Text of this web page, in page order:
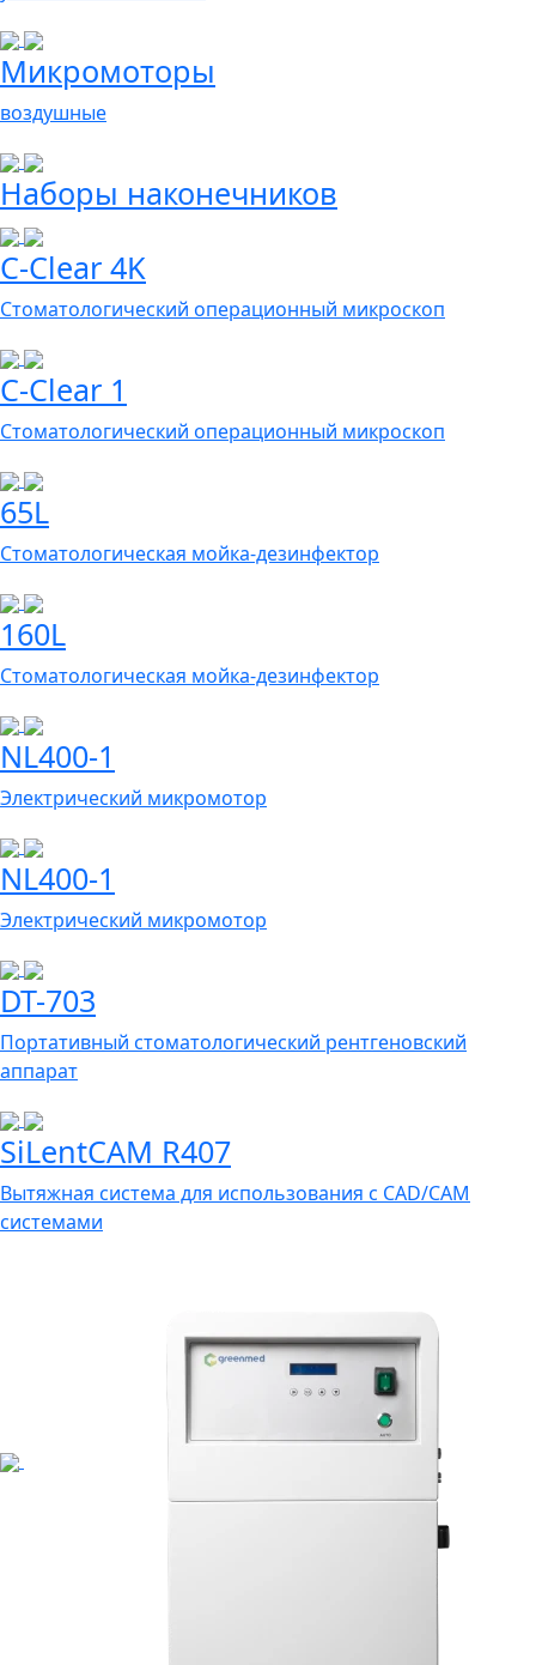
Микромоторы
воздушные
Наборы наконечников
C-Clear 4K
Стоматологический операционный микроскоп
C-Clear 1
Стоматологический операционный микроскоп
65L
Стоматологическая мойка-дезинфектор
160L
Стоматологическая мойка-дезинфектор
NL400-1
Электрический микромотор
NL400-1
Электрический микромотор
DT-703
Портативный стоматологический рентгеновский
аппарат
SiLentCAM R407
Вытяжная система для использования с CAD/CAM
системами